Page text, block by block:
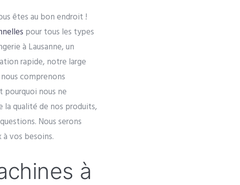
êtes au bon endroit !
pour tous les types
à Lausanne, un
rapide, notre large
comprenons
pourquoi nous ne
la qualité de nos produits,
Nous serons
vos besoins.
à